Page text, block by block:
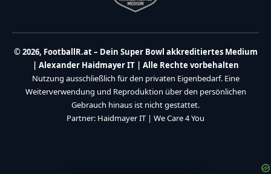
© 2026, FootballR.at – Dein Super Bowl akkreditiertes Medium
| Alexander Haidmayer IT | Alle Rechte vorbehalten
Nutzung ausschließlich für den privaten Eigenbedarf. Eine
Weiterverwendung und Reproduktion über den persönlichen
Gebrauch hinaus ist nicht gestattet.
Partner: Haidmayer IT | We Care 4 You